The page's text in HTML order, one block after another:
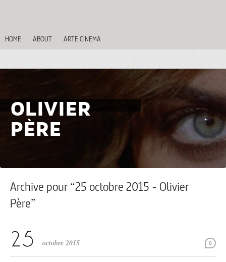
HOME ABOUT ARTE CINEMA
OLIVIER
PÈRE
Archive pour “25 octobre 2015 - Olivier
Père”
0
octobre 2015